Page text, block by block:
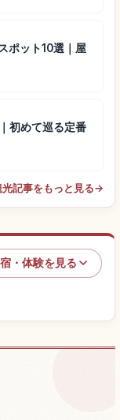
ポット10選｜屋
初めて巡る定番
記事をもっと見る→
宿・体験を見る